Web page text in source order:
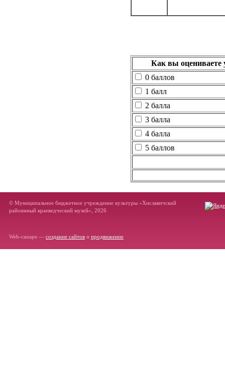
Как вы оцениваете
0 баллов
1 балл
2 балла
3 балла
4 балла
5 баллов
© Муниципальное бюджетное учреждение культуры «Хиславичский
районнный краеведческий музей», 2026
Web-canape — создание сайтов и продвижение